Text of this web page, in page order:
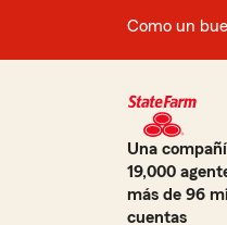
Como un
Una
19,000
más de 96
cuentas